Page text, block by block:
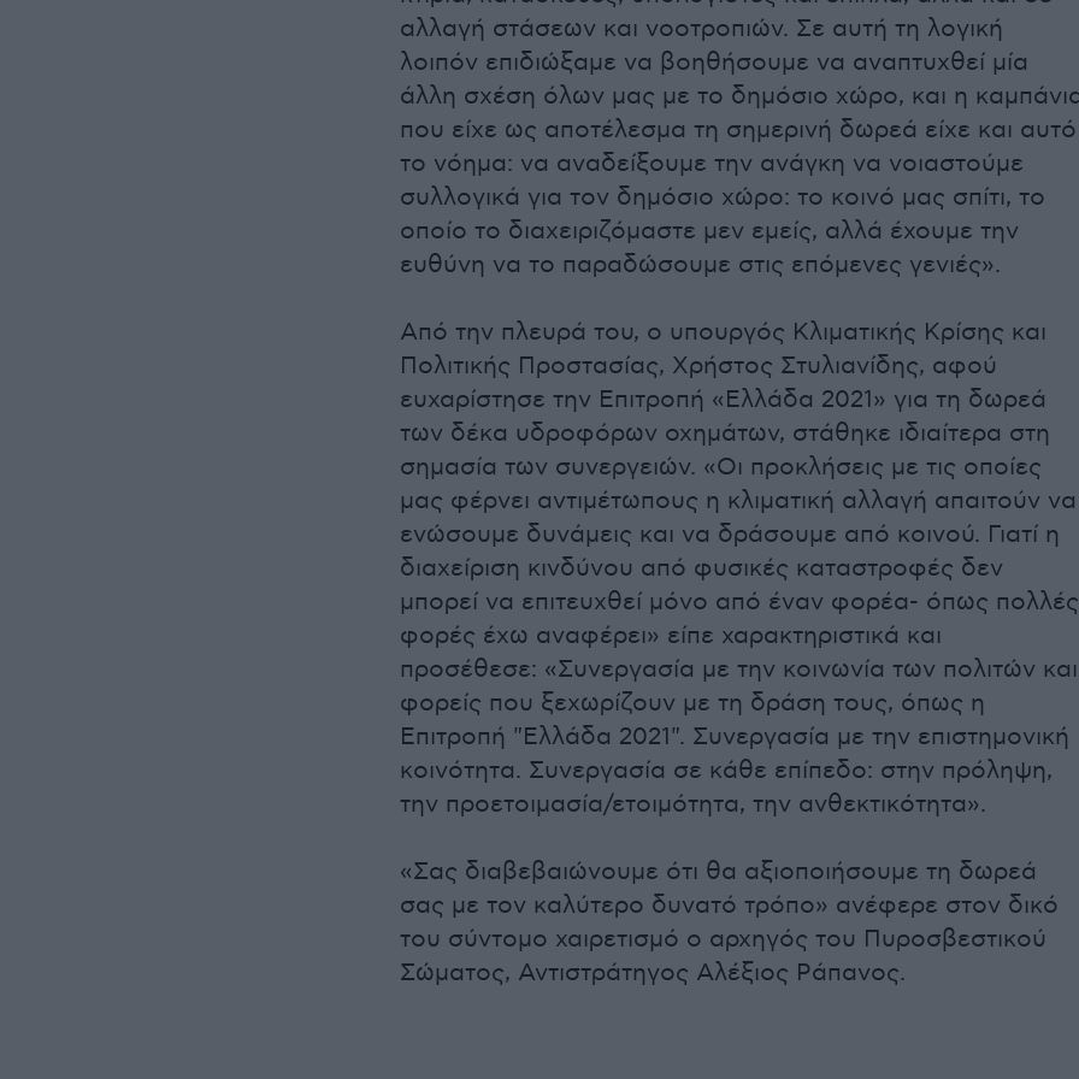
αλλαγή στάσεων και νοοτροπιών. Σε αυτή τη λογική
λοιπόν επιδιώξαμε να βοηθήσουμε να αναπτυχθεί μία
άλλη σχέση όλων μας με το δημόσιο χώρο, και η
που είχε ως αποτέλεσμα τη σημερινή δωρεά είχε και αυτό
το νόημα: να αναδείξουμε την ανάγκη να νοιαστούμε
συλλογικά για τον δημόσιο χώρο: το κοινό μας σπίτι, το
οποίο το διαχειριζόμαστε μεν εμείς, αλλά έχουμε την
ευθύνη να το παραδώσουμε στις επόμενες γενιές».
Από την πλευρά του, ο υπουργός Κλιματικής Κρίσης και
Πολιτικής Προστασίας, Χρήστος Στυλιανίδης, αφού
ευχαρίστησε την Επιτροπή «Ελλάδα 2021» για τη δωρεά
των δέκα υδροφόρων οχημάτων, στάθηκε ιδιαίτερα στη
σημασία των συνεργειών. «Οι προκλήσεις με τις οποίες
μας φέρνει αντιμέτωπους η κλιματική αλλαγή απαιτούν να
ενώσουμε δυνάμεις και να δράσουμε από κοινού. Γιατί η
διαχείριση κινδύνου από φυσικές καταστροφές δεν
μπορεί να επιτευχθεί μόνο από έναν φορέα- όπως πολλές
φορές έχω αναφέρει» είπε χαρακτηριστικά και
προσέθεσε: «Συνεργασία με την κοινωνία των πολιτών και
φορείς που ξεχωρίζουν με τη δράση τους, όπως η
Επιτροπή "Ελλάδα 2021". Συνεργασία με την επιστημονική
κοινότητα. Συνεργασία σε κάθε επίπεδο: στην πρόληψη,
την προετοιμασία/ετοιμότητα, την ανθεκτικότητα».
«Σας διαβεβαιώνουμε ότι θα αξιοποιήσουμε τη δωρεά
σας με τον καλύτερο δυνατό τρόπο» ανέφερε στον δικό
του σύντομο χαιρετισμό ο αρχηγός του Πυροσβεστικού
Σώματος, Αντιστράτηγος Αλέξιος Ράπανος.